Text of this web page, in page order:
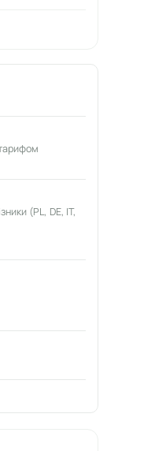
(PL, DE, IT,